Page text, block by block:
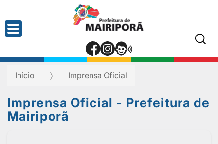
Início Imprensa Oficial
Imprensa Oficial - Prefeitura de
Mairiporã